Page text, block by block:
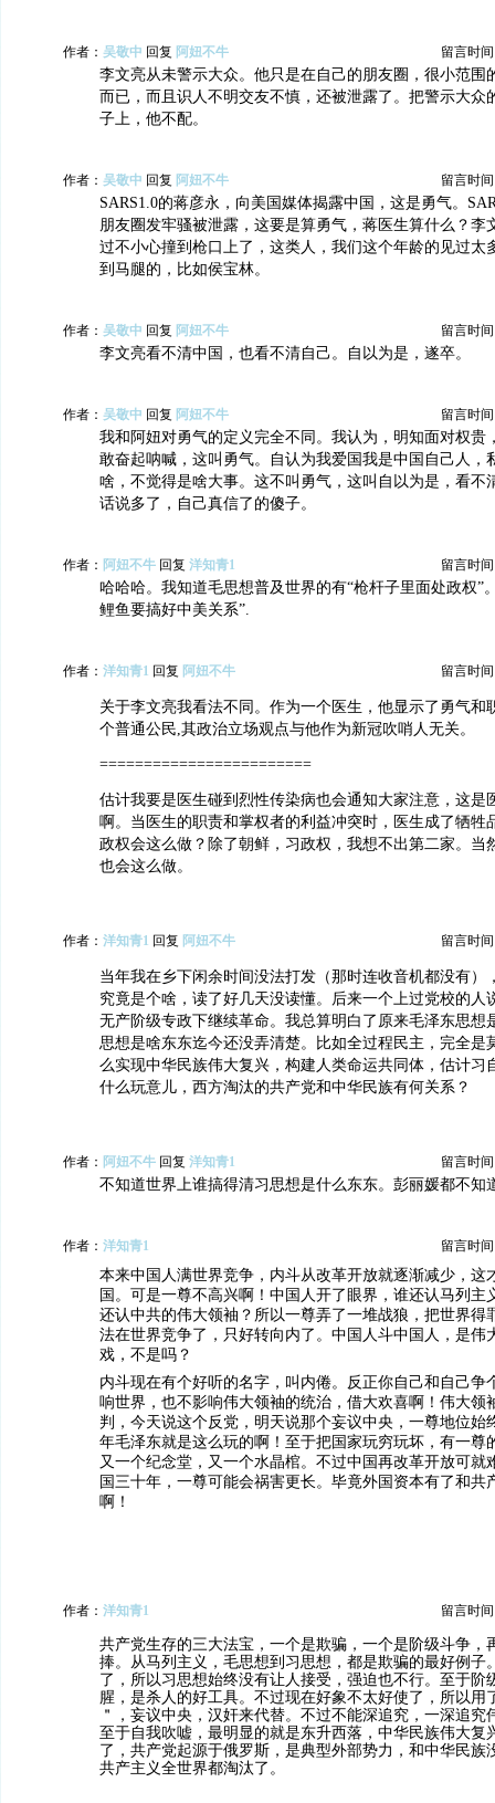
作者： 吴敬中 回复 阿妞不牛 留言时间
李文亮从未警示大众。他只是在自己的朋友圈，很小范围
而已，而且识人不明交友不慎，还被泄露了。把警示大众
子上，他不配。
作者： 吴敬中 回复 阿妞不牛 留言时间
SARS1.0的蒋彦永，向美国媒体揭露中国，这是勇气。
朋友圈发牢骚被泄露，这要是算勇气，蒋医生算什么？李
过不小心撞到枪口上了，这类人，我们这个年龄的见过太
到马腿的，比如侯宝林。
作者： 吴敬中 回复 阿妞不牛 留言时间
李文亮看不清中国，也看不清自己。自以为是，遂卒。
作者： 吴敬中 回复 阿妞不牛 留言时间
我和阿妞对勇气的定义完全不同。我认为，明知面对权贵
敢奋起呐喊，这叫勇气。自认为我爱国我是中国自己人，
啥，不觉得是啥大事。这不叫勇气，这叫自以为是，看不
话说多了，自己真信了的傻子。
作者： 阿妞不牛 回复 洋知青1 留言时间
哈哈哈。我知道毛思想普及世界的有“枪杆子里面处政权”
鲤鱼要搞好中美关系”.
作者： 洋知青1 回复 阿妞不牛 留言时间
关于李文亮我看法不同。作为一个医生，他显示了勇气和
个普通公民,其政治立场观点与他作为新冠吹哨人无关。
========================
估计我要是医生碰到烈性传染病也会通知大家注意，这是
啊。当医生的职责和掌权者的利益冲突时，医生成了牺牲
政权会这么做？除了朝鲜，习政权，我想不出第二家。当
也会这么做。
作者： 洋知青1 回复 阿妞不牛 留言时间
当年我在乡下闲余时间没法打发（那时连收音机都没有）
究竟是个啥，读了好几天没读懂。后来一个上过党校的人
无产阶级专政下继续革命。我总算明白了原来毛泽东思想
思想是啥东东迄今还没弄清楚。比如全过程民主，完全是
么实现中华民族伟大复兴，构建人类命运共同体，估计习
什么玩意儿，西方淘汰的共产党和中华民族有何关系？
作者： 阿妞不牛 回复 洋知青1 留言时间
不知道世界上谁搞得清习思想是什么东东。彭丽媛都不知
作者： 洋知青1 留言时间
本来中国人满世界竞争，内斗从改革开放就逐渐减少，这
国。可是一尊不高兴啊！中国人开了眼界，谁还认马列主
还认中共的伟大领袖？所以一尊弄了一堆战狼，把世界得
法在世界竞争了，只好转向内了。中国人斗中国人，是伟
戏，不是吗？
内斗现在有个好听的名字，叫内倦。反正你自己和自己争
响世界，也不影响伟大领袖的统治，借大欢喜啊！伟大领
判，今天说这个反党，明天说那个妄议中央，一尊地位始
年毛泽东就是这么玩的啊！至于把国家玩穷玩坏，有一尊
又一个纪念堂，又一个水晶棺。不过中国再改革开放可就
国三十年，一尊可能会祸害更长。毕竟外国资本有了和共
啊！
作者： 洋知青1 留言时间
共产党生存的三大法宝，一个是欺骗，一个是阶级斗争，
捧。从马列主义，毛思想到习思想，都是欺骗的最好例子
了，所以习思想始终没有让人接受，强迫也不行。至于阶
腥，是杀人的好工具。不过现在好象不太好使了，所以用
＂，妄议中央，汉奸来代替。不过不能深追究，一深追究
至于自我吹嘘，最明显的就是东升西落，中华民族伟大复
了，共产党起源于俄罗斯，是典型外部势力，和中华民族
共产主义全世界都淘汰了。